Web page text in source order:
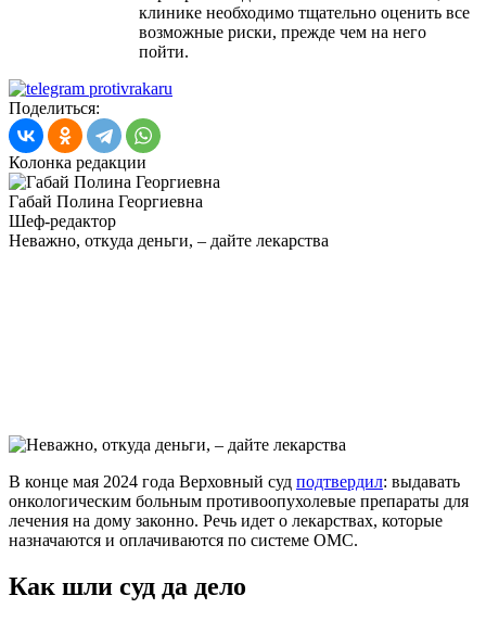
клинике необходимо тщательно оценить все
возможные риски, прежде чем на него
пойти.
Поделиться:
Колонка редакции
Габай Полина Георгиевна
Шеф-редактор
Неважно, откуда деньги, – дайте лекарства
В конце мая 2024 года Верховный суд подтвердил: выдавать
онкологическим больным противоопухолевые препараты для
лечения на дому законно. Речь идет о лекарствах, которые
назначаются и оплачиваются по системе ОМС.
Как шли суд да дело